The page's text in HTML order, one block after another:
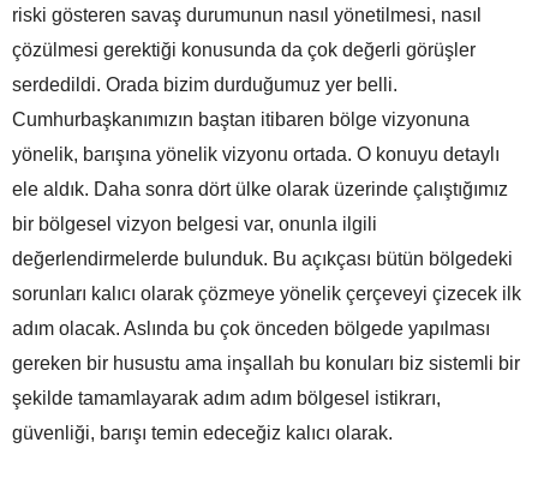
riski gösteren savaş durumunun nasıl yönetilmesi, nasıl
çözülmesi gerektiği konusunda da çok değerli görüşler
serdedildi. Orada bizim durduğumuz yer belli.
Cumhurbaşkanımızın baştan itibaren bölge vizyonuna
yönelik, barışına yönelik vizyonu ortada. O konuyu detaylı
ele aldık. Daha sonra dört ülke olarak üzerinde çalıştığımız
bir bölgesel vizyon belgesi var, onunla ilgili
değerlendirmelerde bulunduk. Bu açıkçası bütün bölgedeki
sorunları kalıcı olarak çözmeye yönelik çerçeveyi çizecek ilk
adım olacak. Aslında bu çok önceden bölgede yapılması
gereken bir husustu ama inşallah bu konuları biz sistemli bir
şekilde tamamlayarak adım adım bölgesel istikrarı,
güvenliği, barışı temin edeceğiz kalıcı olarak.